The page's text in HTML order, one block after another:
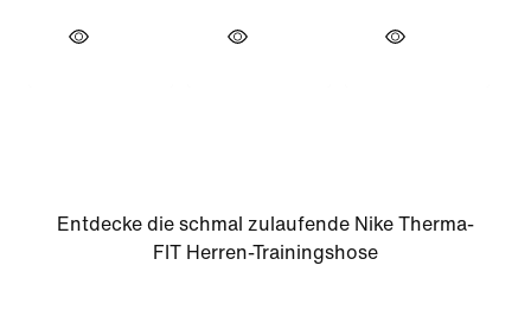
Entdecke die schmal zulaufende Nike Therma-
FIT Herren-Trainingshose